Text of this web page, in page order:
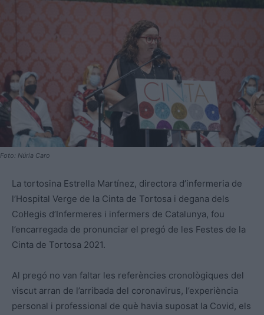
Foto: Núria Caro
La tortosina Estrella Martínez, directora d’infermeria de
l’Hospital Verge de la Cinta de Tortosa i degana dels
Col·legis d’Infermeres i infermers de Catalunya, fou
l’encarregada de pronunciar el pregó de les Festes de la
Cinta de Tortosa 2021.
Al pregó no van faltar les referències cronològiques del
viscut arran de l’arribada del coronavirus, l’experiència
personal i professional de què havia suposat la Covid, els